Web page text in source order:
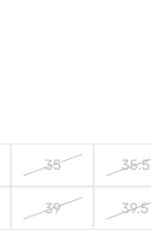
35 35.5
39 39.5